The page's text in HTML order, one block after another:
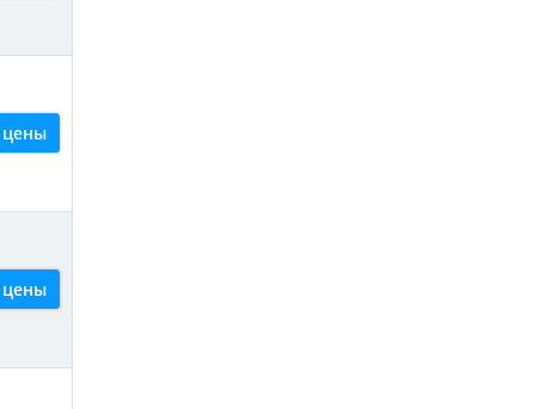
цены
цены